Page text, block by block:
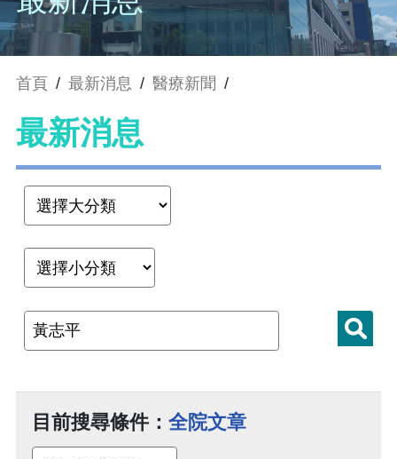
首頁 / 最新消息 / 醫療新聞 /
最新消息
目前搜尋條件： 全院文章